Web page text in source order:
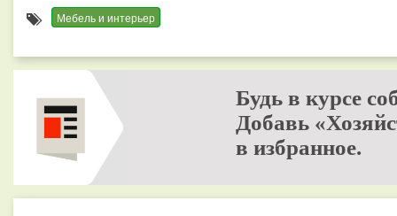
Мебель и интерьер
Будь в курсе
Добавь
в избранное.